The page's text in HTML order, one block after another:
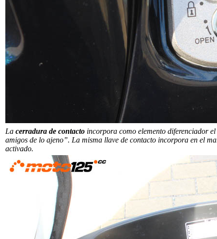
La cerradura de contacto incorpora como elemento diferenciador
amigos de lo ajeno”. La misma llave de contacto incorpora en el
activado.